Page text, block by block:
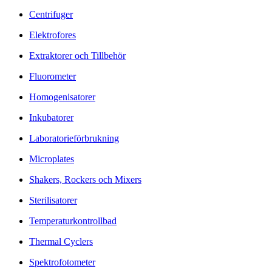
Centrifuger
Elektrofores
Extraktorer och Tillbehör
Fluorometer
Homogenisatorer
Inkubatorer
Laboratorieförbrukning
Microplates
Shakers, Rockers och Mixers
Sterilisatorer
Temperaturkontrollbad
Thermal Cyclers
Spektrofotometer